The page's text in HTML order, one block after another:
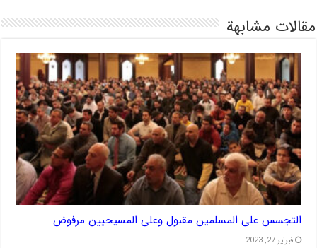
مقالات مشابهة
التجسس على المسلمين مقبول وعلى المسيحيين مرفوض
فبراير 27, 2023